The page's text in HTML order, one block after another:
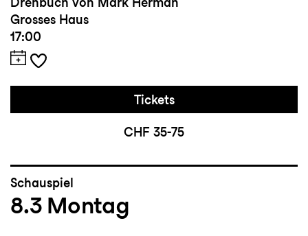
Grosses Haus
17:00
Tickets
CHF 35-75
Schauspiel
8.3 Montag